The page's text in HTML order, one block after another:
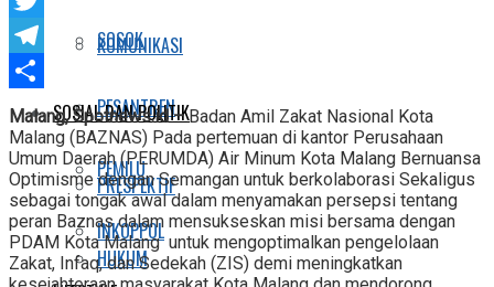
KOMUNIKASI
PESANTREN
PEMILU
INKOPPOL
SOSOK
SOSIAL DAN POLITIK
PRESPEKTIF
HUKUM
Twitter
Telegram
Share
Malang, Spotnews.id –Badan Amil Zakat Nasional Kota
Malang (BAZNAS) Pada pertemuan di kantor Perusahaan
Umum Daerah (PERUMDA) Air Minum Kota Malang Bernuansa
Optimisme dengan Semangan untuk berkolaborasi Sekaligus
sebagai tongak awal dalam menyamakan persepsi tentang
peran Baznas dalam mensukseskan misi bersama dengan
PDAM Kota Malang untuk mengoptimalkan pengelolaan
Zakat, Infaq, dan Sedekah (ZIS) demi meningkatkan